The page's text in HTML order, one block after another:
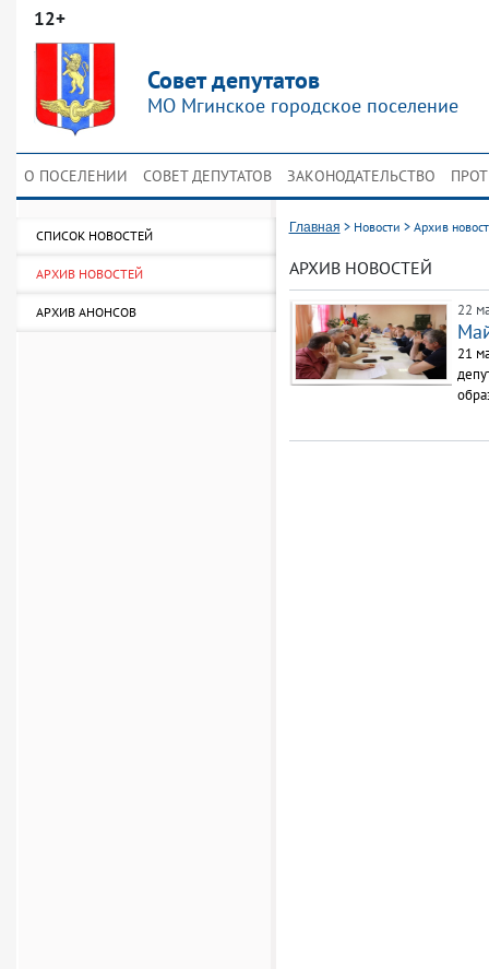
12+
Совет депутатов
МО Мгинское городское поселение
О ПОСЕЛЕНИИ СОВЕТ ДЕПУТАТОВ ЗАКОНОДАТЕЛЬСТВО
СПИСОК НОВОСТЕЙ
АРХИВ НОВОСТЕЙ
АРХИВ АНОНСОВ
Главная > Новости > Архив
АРХИВ НОВОСТЕЙ
22
21